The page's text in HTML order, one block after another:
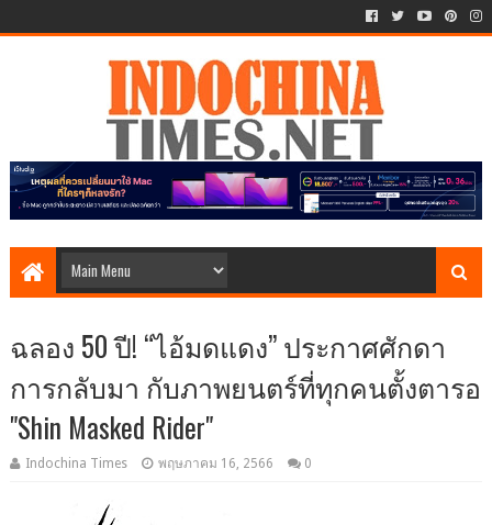
ฉลอง 50 ปี! “ไอ้มดแดง” ประกาศศักดา
การกลับมา กับภาพยนตร์ที่ทุกคนตั้งตารอ
"Shin Masked Rider"
Indochina Times พฤษภาคม 16, 2566 0